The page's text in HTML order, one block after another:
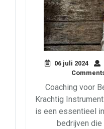
06 juli 2024
Coaching voor
Krachtig
is een essentieel
bedrijven die